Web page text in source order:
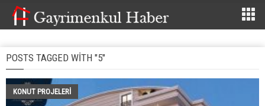
POSTS TAGGED WITH "5"
KONUT PROJELERI